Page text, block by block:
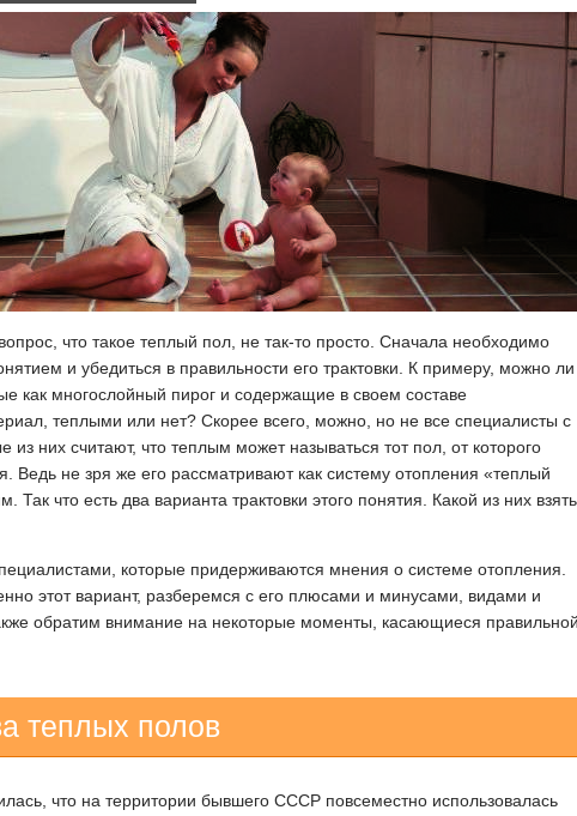
что такое теплый пол, не так-то просто. Сначала необходимо
и убедиться в правильности его трактовки. К примеру, можно ли
как многослойный пирог и содержащие в своем составе
теплыми или нет? Скорее всего, можно, но не все специалисты с
из них считают, что теплым может называться тот пол, от которого
Ведь не зря же его рассматривают как систему отопления «теплый
Так что есть два варианта трактовки этого понятия. Какой из них взять
которые придерживаются мнения о системе отопления.
этот вариант, разберемся с его плюсами и минусами, видами и
обратим внимание на некоторые моменты, касающиеся правильной
теплых полов
что на территории бывшего СССР повсеместно использовалась